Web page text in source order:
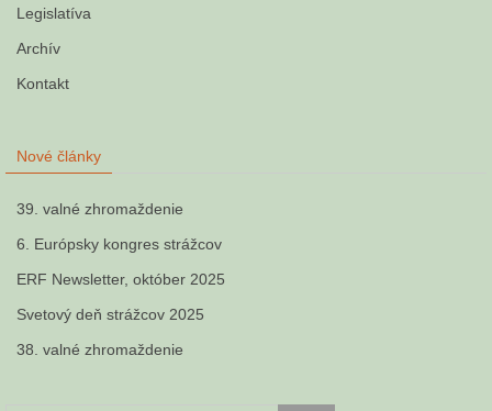
Legislatíva
Archív
Kontakt
Nové články
39. valné zhromaždenie
6. Európsky kongres strážcov
ERF Newsletter, október 2025
Svetový deň strážcov 2025
38. valné zhromaždenie